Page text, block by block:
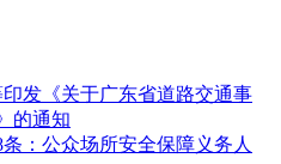
发《关于广东省道路交通事
的通知
：公众场所安全保障义务人